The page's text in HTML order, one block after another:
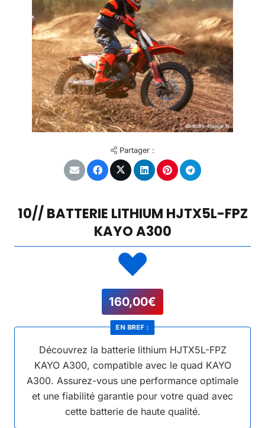
Partager :
10// BATTERIE LITHIUM HJTX5L-FPZ
KAYO A300
160,00€
Découvrez la batterie lithium HJTX5L-FPZ
KAYO A300, compatible avec le quad KAYO
A300. Assurez-vous une performance optimale
et une fiabilité garantie pour votre quad avec
cette batterie de haute qualité.
EN BREF :